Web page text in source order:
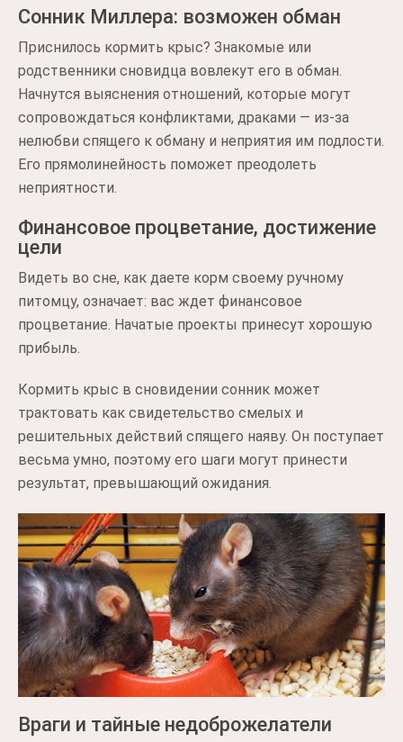
Сонник Миллера: возможен обман
Приснилось кормить крыс? Знакомые или
родственники сновидца вовлекут его в обман.
Начнутся выяснения отношений, которые могут
сопровождаться конфликтами, драками — из-за
нелюбви спящего к обману и неприятия им подлости.
Его прямолинейность поможет преодолеть
неприятности.
Финансовое процветание, достижение
цели
Видеть во сне, как даете корм своему ручному
питомцу, означает: вас ждет финансовое
процветание. Начатые проекты принесут хорошую
прибыль.
Кормить крыс в сновидении сонник может
трактовать как свидетельство смелых и
решительных действий спящего наяву. Он поступает
весьма умно, поэтому его шаги могут принести
результат, превышающий ожидания.
Враги и тайные недоброжелатели